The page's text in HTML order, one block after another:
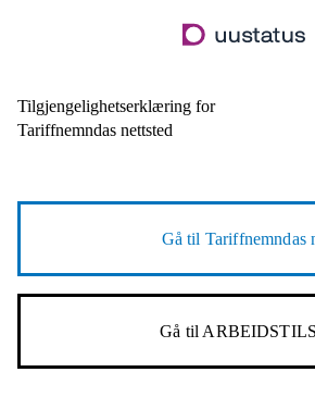
til
Tilgjengelighetserklæring for
Tariffnemndas nettsted
Gå til Tariffnemndas
Gå til